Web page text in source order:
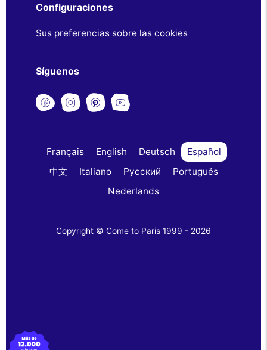
Configuraciones
Sus preferencias sobre las cookies
Síguenos
Français English Deutsch
Español
中文
Italiano Русский
Português
Nederlands
Copyright © Come to Paris 1999 - 2026